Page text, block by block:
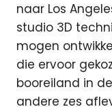
naar Los
studio 3D
mogen
die ervoor
booreiland in
andere zes